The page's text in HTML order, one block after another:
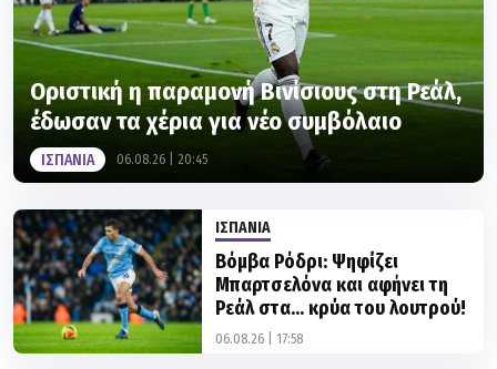
Οριστική η παραμονή Βινίσιους στη Ρεάλ,
έδωσαν τα χέρια για νέο συμβόλαιο
ΙΣΠΑΝΙΑ 06.08.26 | 20:45
ΙΣΠΑΝΙΑ
Μπαρτσελόνα και αφήνει τη
Ρεάλ στα... κρύα του λουτρού!
06.08.26 | 17:58
ΙΣΠΑΝΙΑ